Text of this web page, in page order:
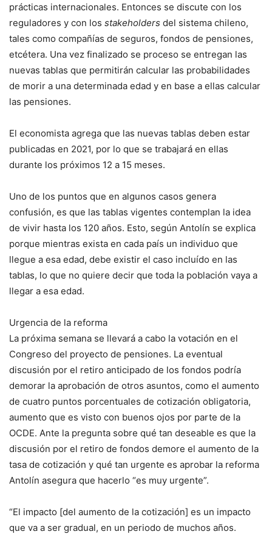
prácticas internacionales. Entonces se discute con los
reguladores y con los stakeholders del sistema chileno,
tales como compañías de seguros, fondos de pensiones,
etcétera. Una vez finalizado se proceso se entregan las
nuevas tablas que permitirán calcular las probabilidades
de morir a una determinada edad y en base a ellas calcular
las pensiones.
El economista agrega que las nuevas tablas deben estar
publicadas en 2021, por lo que se trabajará en ellas
durante los próximos 12 a 15 meses.
Uno de los puntos que en algunos casos genera
confusión, es que las tablas vigentes contemplan la idea
de vivir hasta los 120 años. Esto, según Antolín se explica
porque mientras exista en cada país un individuo que
llegue a esa edad, debe existir el caso incluído en las
tablas, lo que no quiere decir que toda la población vaya a
llegar a esa edad.
Urgencia de la reforma
La próxima semana se llevará a cabo la votación en el
Congreso del proyecto de pensiones. La eventual
discusión por el retiro anticipado de los fondos podría
demorar la aprobación de otros asuntos, como el aumento
de cuatro puntos porcentuales de cotización obligatoria,
aumento que es visto con buenos ojos por parte de la
OCDE. Ante la pregunta sobre qué tan deseable es que la
discusión por el retiro de fondos demore el aumento de la
tasa de cotización y qué tan urgente es aprobar la reforma
Antolín asegura que hacerlo “es muy urgente”.
“El impacto [del aumento de la cotización] es un impacto
que va a ser gradual, en un periodo de muchos años.